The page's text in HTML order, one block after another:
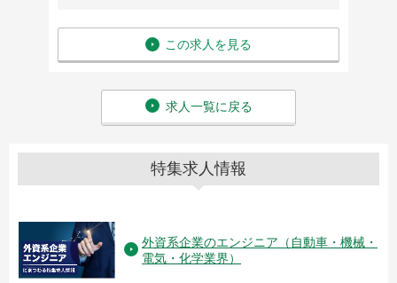
この求人を見る
求人一覧に戻る
特集求人情報
外資系企業のエンジニア（自動車・機械・
電気・化学業界）